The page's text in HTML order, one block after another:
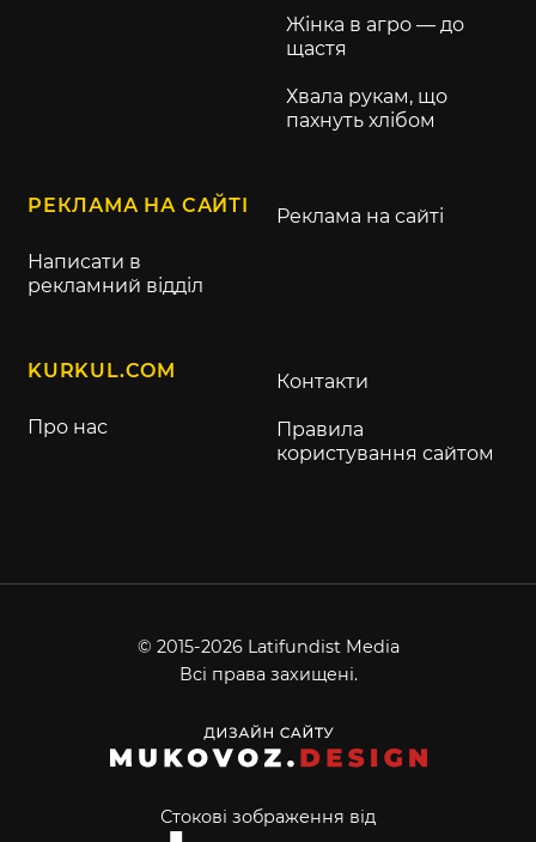
Жінка в агро — до
щастя
Хвала рукам, що
пахнуть хлібом
РЕКЛАМА НА САЙТІ
Написати в
рекламний відділ
Реклама на сайті
KURKUL.COM
Про нас
Контакти
Правила
користування сайтом
© 2015-2026 Latifundist Media
Всі права захищені.
Стокові зображення від